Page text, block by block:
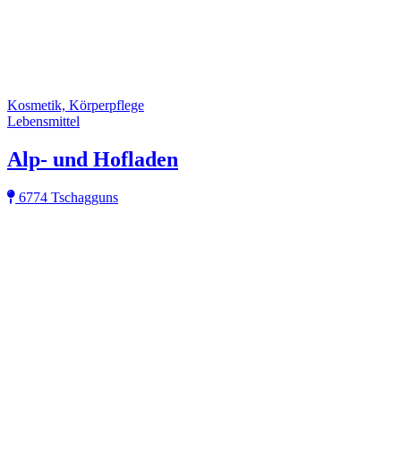
Kosmetik, Körperpflege
Lebensmittel
Alp- und Hofladen
6774 Tschagguns